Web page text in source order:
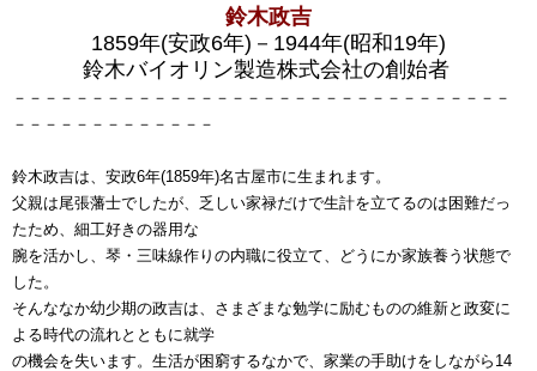
鈴木政吉
1859年(安政6年)－1944年(昭和19年)
鈴木バイオリン製造株式会社の創始者
－－－－－－－－－－－－－－－－－－－－－－－－－－－－－－－－
－－－－－－－－－－－－－
鈴木政吉は、安政6年(1859年)名古屋市に生まれます。
父親は尾張藩士でしたが、乏しい家禄だけで生計を立てるのは困難だっ
たため、細工好きの器用な
腕を活かし、琴・三味線作りの内職に役立て、どうにか家族養う状態で
した。
そんななか幼少期の政吉は、さまざまな勉学に励むものの維新と政変に
よる時代の流れとともに就学
の機会を失います。生活が困窮するなかで、家業の手助けをしながら14